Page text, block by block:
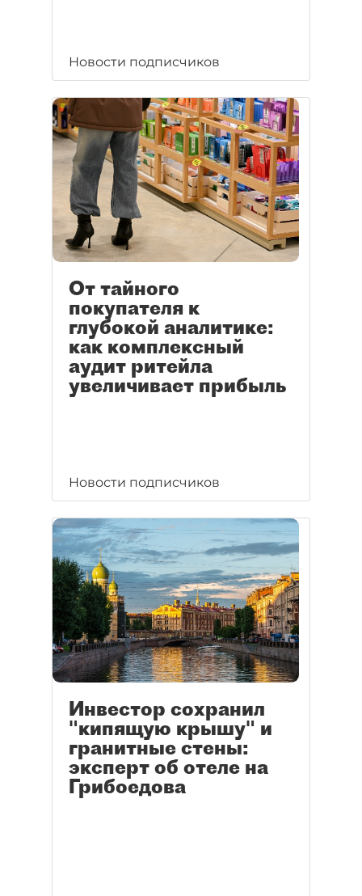
Новости подписчиков
От тайного
покупателя к
глубокой аналитике:
как комплексный
аудит ритейла
увеличивает прибыль
Новости подписчиков
Инвестор сохранил
"кипящую крышу" и
гранитные стены:
эксперт об отеле на
Грибоедова